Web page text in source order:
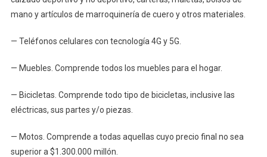
mano y artículos de marroquinería de cuero y otros materiales.
— Teléfonos celulares con tecnología 4G y 5G.
— Muebles. Comprende todos los muebles para el hogar.
— Bicicletas. Comprende todo tipo de bicicletas, inclusive las
eléctricas, sus partes y/o piezas.
— Motos. Comprende a todas aquellas cuyo precio final no sea
superior a $1.300.000 millón.